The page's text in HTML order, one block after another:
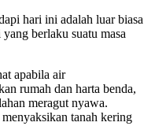
hari ini adalah luar biasa
berlaku suatu masa
apabila air
rumah dan harta benda,
meragut nyawa.
tanah kering